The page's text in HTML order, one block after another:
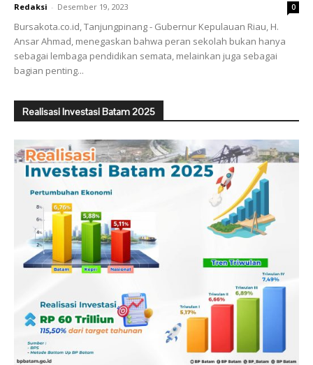
Redaksi - Desember 19, 2023 0
Bursakota.co.id, Tanjungpinang - Gubernur Kepulauan Riau, H.
Ansar Ahmad, menegaskan bahwa peran sekolah bukan hanya
sebagai lembaga pendidikan semata, melainkan juga sebagai
bagian penting...
Realisasi Investasi Batam 2025